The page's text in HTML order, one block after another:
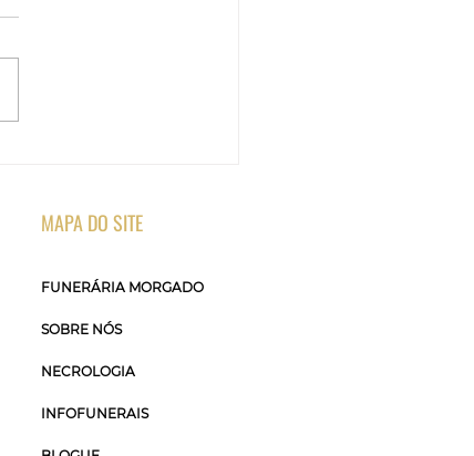
MAPA DO SITE
FUNERÁRIA MORGADO
SOBRE NÓS
NECROLOGIA
INFOFUNERAIS